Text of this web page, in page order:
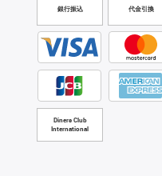
銀行振込 代金引換
Diners Club
International